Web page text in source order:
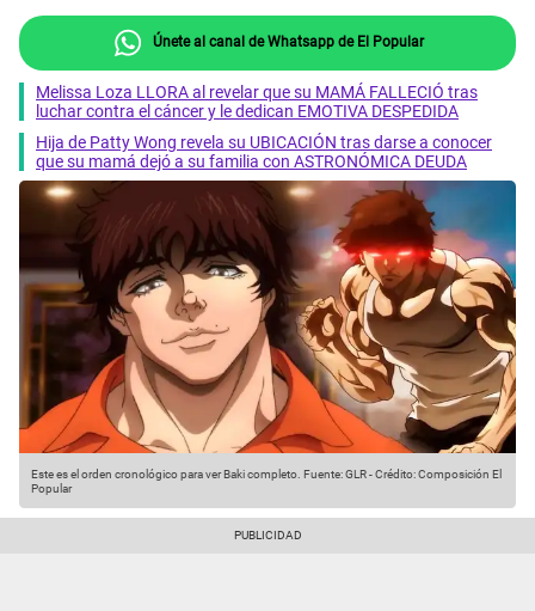
Únete al canal de Whatsapp de El Popular
Melissa Loza LLORA al revelar que su MAMÁ FALLECIÓ tras
luchar contra el cáncer y le dedican EMOTIVA DESPEDIDA
Hija de Patty Wong revela su UBICACIÓN tras darse a conocer
que su mamá dejó a su familia con ASTRONÓMICA DEUDA
Este es el orden cronológico para ver Baki completo. Fuente: GLR-Crédito: Composición El
Popular